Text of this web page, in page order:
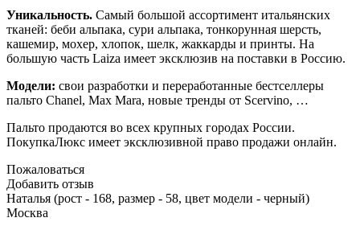
Уникальность. Самый большой ассортимент итальянских
тканей: беби альпака, сури альпака, тонкорунная шерсть,
кашемир, мохер, хлопок, шелк, жаккарды и принты. На
большую часть Laiza имеет эксклюзив на поставки в Россию.
Модели: свои разработки и переработанные бестселлеры
пальто Chanel, Max Mara, новые тренды от Scervino, …
Пальто продаются во всех крупных городах России.
ПокупкаЛюкс имеет эксклюзивной право продажи онлайн.
Пожаловаться
Добавить отзыв
Наталья (рост - 168, размер - 58, цвет модели - черный)
Москва